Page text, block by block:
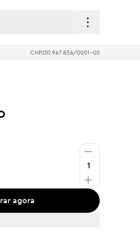
CNPJ30.967.856/0001-00
agora